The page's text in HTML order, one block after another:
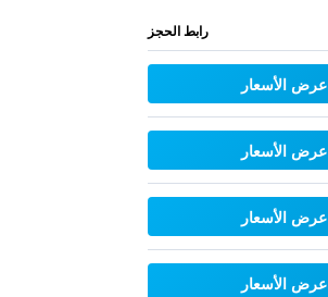
رابط الحجز
عرض الأسعار
عرض الأسعار
عرض الأسعار
عرض الأسعار